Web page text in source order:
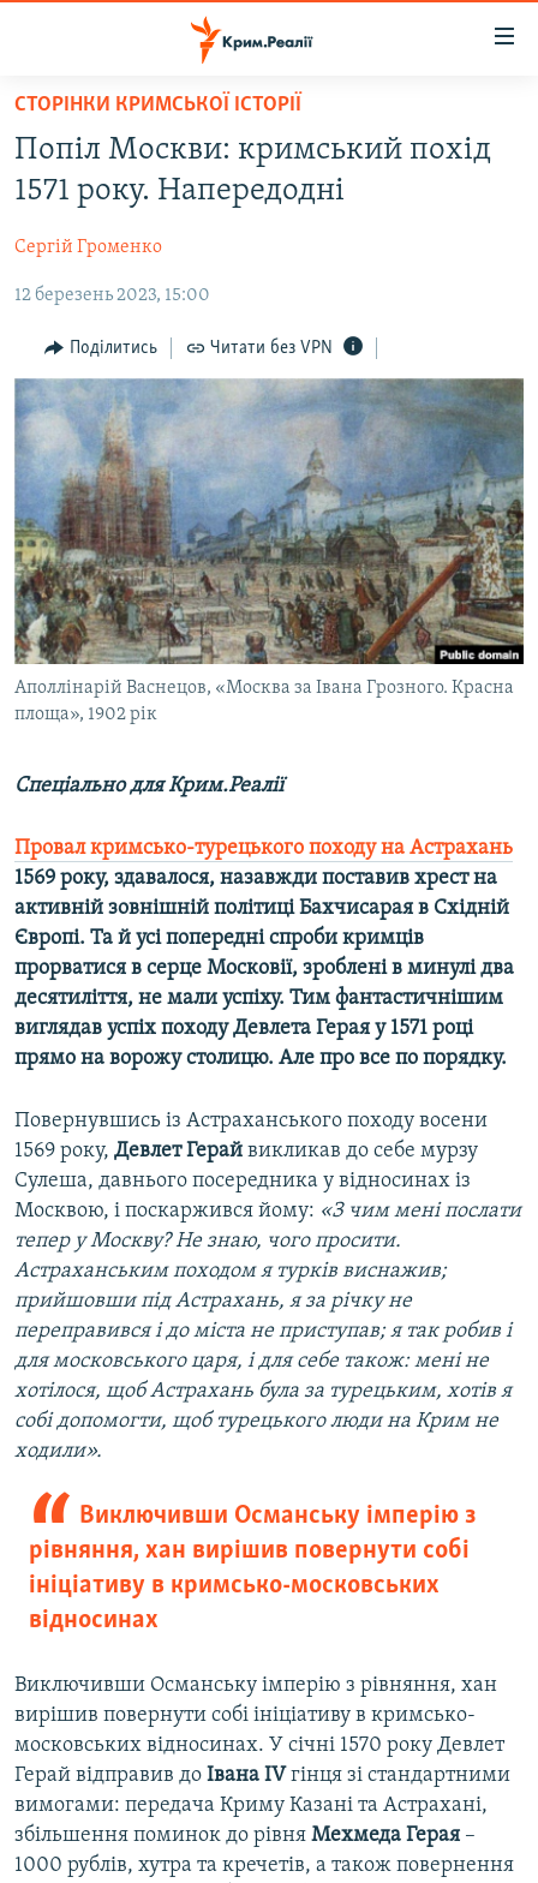
Перейти
основного
матеріалу
Перейти
до
навігації
Перейти
пошуку
ВІДЕО ТА ФОТО
ПОЛІТИКА
БЛОГИ
ПОГЛЯД
ІНТЕРВ'Ю
ВСЕ ЗА ДЕНЬ
СПЕЦПРОЕКТИ
ДЕПОРТАЦІЯ
ВІДЕОУРОКИ «ELIFBE»
СВІДЧЕННЯ ОКУПАЦІЇ
УКРАЇНСЬКА ПРОБЛЕМА КРИМУ
ІНФОГРАФІКА
ЯК ОБІЙТИ БЛОКУВАННЯ
Русский
Qırımtatar
ДОЛУЧАЙСЯ!
Усі сайти RFE/RL
СТОРІНКИ КРИМСЬКОЇ ІСТОРІЇ
Попіл Москви: кримський похід
1571 року. Напередодні
Сергій Громенко
12 березень 2023, 15:00
Поділитись Читати без VPN
Аполлінарій Васнецов, «Москва за Івана Грозного. Красна
площа», 1902 рік
Спеціально для Крим.Реалії
Провал кримсько-турецького походу на Астрахань
1569 року, здавалося, назавжди поставив хрест на
активній зовнішній політиці Бахчисарая в Східній
Європі. Та й усі попередні спроби кримців
прорватися в серце Московії, зроблені в минулі два
десятиліття, не мали успіху. Тим фантастичнішим
виглядав успіх походу Девлета Герая у 1571 році
прямо на ворожу столицю. Але про все по порядку.
Повернувшись із Астраханського походу восени
1569 року, Девлет Герай викликав до себе мурзу
Сулеша, давнього посередника у відносинах із
Москвою, і поскаржився йому: «З чим мені послати
тепер у Москву? Не знаю, чого просити.
Астраханським походом я турків виснажив;
прийшовши під Астрахань, я за річку не
переправився і до міста не приступав; я так робив і
для московського царя, і для себе також: мені не
хотілося, щоб Астрахань була за турецьким, хотів я
собі допомогти, щоб турецького люди на Крим не
ходили».
Виключивши Османську імперію з
рівняння, хан вирішив повернути собі
ініціативу в кримсько-московських
відносинах
Виключивши Османську імперію з рівняння, хан
вирішив повернути собі ініціативу в кримсько-
московських відносинах. У січні 1570 року Девлет
Герай відправив до Івана IV гінця зі стандартними
вимогами: передача Криму Казані та Астрахані,
збільшення поминок до рівня Мехмеда Герая –
1000 рублів, хутра та кречетів, а також повернення